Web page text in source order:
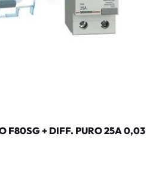
F80SG + DIFF. PURO 25A 0,03